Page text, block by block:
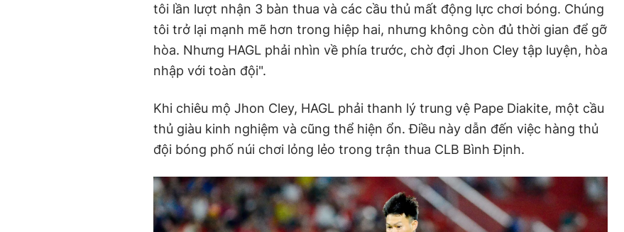
tôi lần lượt nhận 3 bàn thua và các cầu thủ mất động lực chơi bóng. Chúng
tôi trở lại mạnh mẽ hơn trong hiệp hai, nhưng không còn đủ thời gian để gỡ
hòa. Nhưng HAGL phải nhìn về phía trước, chờ đợi Jhon Cley tập luyện, hòa
nhập với toàn đội".
Khi chiêu mộ Jhon Cley, HAGL phải thanh lý trung vệ Pape Diakite, một cầu
thủ giàu kinh nghiệm và cũng thể hiện ổn. Điều này dẫn đến việc hàng thủ
đội bóng phố núi chơi lỏng lẻo trong trận thua CLB Bình Định.